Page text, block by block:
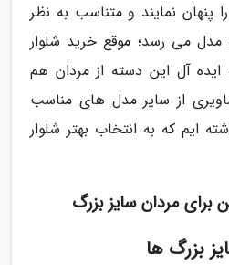
پنهان نمایند و متناسب به نظر
مدل می رسد؛ موقع خرید شلوار
آل این دسته از مردان هم
از سایر مدل های مناسب
ایم که به انتخاب بهتر شلوار
برای مردان سایز بزرگ
بزرگ ها